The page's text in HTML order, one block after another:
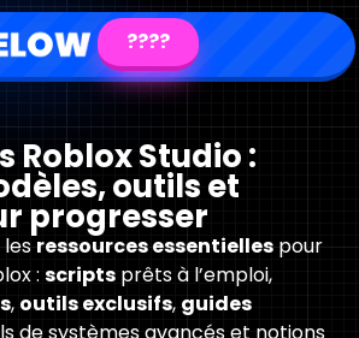
????
Roblox Studio :
outils et
progresser
lesressources essentiellespour
: scripts prêts à l’emploi,
, outils exclusifs, guides